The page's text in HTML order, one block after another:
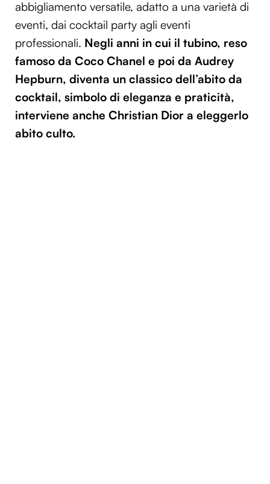
abbigliamento versatile, adatto a una varietà di
eventi, dai cocktail party agli eventi
professionali. Negli anni in cui il tubino, reso
famoso da Coco Chanel e poi da Audrey
Hepburn, diventa un classico dell’abito da
cocktail, simbolo di eleganza e praticità,
interviene anche Christian Dior a eleggerlo
abito culto.